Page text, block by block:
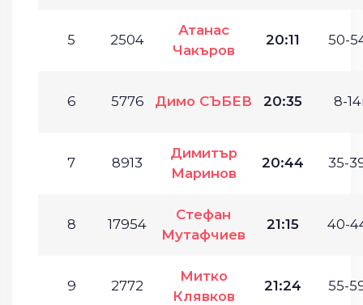
5 2504
Атанас
Чакъров
20:11 50-
6 5776 Димо СЪБЕВ 20:35 8-
7 8913
Димитър
Маринов
20:44 35-
8 17954
Стефан
Мутафчиев
21:15 40-
9 2772
Митко
Клявков
21:24 55-